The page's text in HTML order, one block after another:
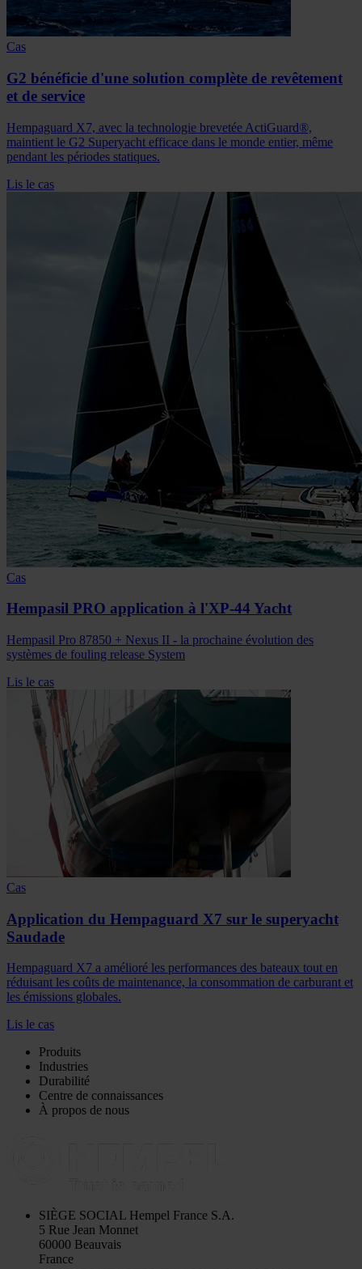
Cas
G2 bénéficie d'une solution complète de revêtement
et de service
Hempaguard X7, avec la technologie brevetée ActiGuard®,
maintient le G2 Superyacht efficace dans le monde entier, même
pendant les périodes statiques.
Lis le cas
Cas
Hempasil PRO application à l'XP-44 Yacht
Hempasil Pro 87850 + Nexus II - la prochaine évolution des
systèmes de fouling release System
Lis le cas
Cas
Application du Hempaguard X7 sur le superyacht
Saudade
Hempaguard X7 a amélioré les performances des bateaux tout en
réduisant les coûts de maintenance, la consommation de carburant et
les émissions globales.
Lis le cas
Produits
Industries
Durabilité
Centre de connaissances
À propos de nous
SIÈGE SOCIAL Hempel France S.A.
5 Rue Jean Monnet
60000 Beauvais
France